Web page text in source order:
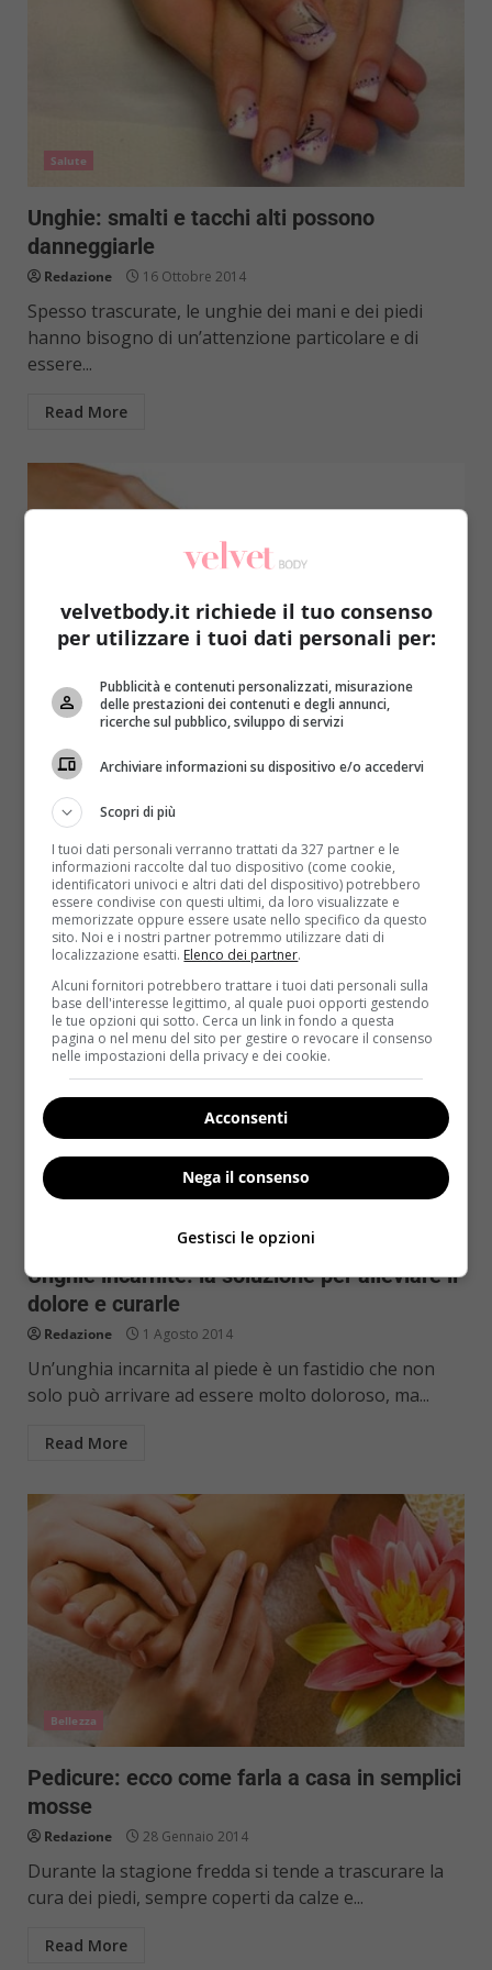
Salute
Unghie: smalti e tacchi alti possono
danneggiarle
Redazione 16 Ottobre 2014
Spesso trascurate, le unghie dei mani e dei piedi
hanno bisogno di un’attenzione particolare e di
essere...
Read More
Notizie
Unghie: i trucchi per farle crescere più in
fretta
Redazione 21 Agosto 2014
Sognate unghie lunghe ma non volete ricorrere alla
ricostruzione? Ecco tutti i consigli per farle ricrescere
più...
Read More
Unghie incarnite: la soluzione per alleviare il
dolore e curarle
Redazione 1 Agosto 2014
Un’unghia incarnita al piede è un fastidio che non
solo può arrivare ad essere molto doloroso, ma...
Read More
Bellezza
Pedicure: ecco come farla a casa in semplici
mosse
Redazione 28 Gennaio 2014
Durante la stagione fredda si tende a trascurare la
cura dei piedi, sempre coperti da calze e...
Read More
velvetbody.it richiede il tuo consenso
per utilizzare i tuoi dati personali per:
Pubblicità e contenuti personalizzati, misurazione
delle prestazioni dei contenuti e degli annunci,
ricerche sul pubblico, sviluppo di servizi
Archiviare informazioni su dispositivo e/o accedervi
Scopri di più
I tuoi dati personali verranno trattati da 327 partner e le
informazioni raccolte dal tuo dispositivo (come cookie,
identificatori univoci e altri dati del dispositivo) potrebbero
essere condivise con questi ultimi, da loro visualizzate e
memorizzate oppure essere usate nello specifico da questo
sito. Noi e i nostri partner potremmo utilizzare dati di
localizzazione esatti. Elenco dei partner.
Alcuni fornitori potrebbero trattare i tuoi dati personali sulla
base dell'interesse legittimo, al quale puoi opporti gestendo
le tue opzioni qui sotto. Cerca un link in fondo a questa
pagina o nel menu del sito per gestire o revocare il consenso
nelle impostazioni della privacy e dei cookie.
Acconsenti
Nega il consenso
Gestisci le opzioni